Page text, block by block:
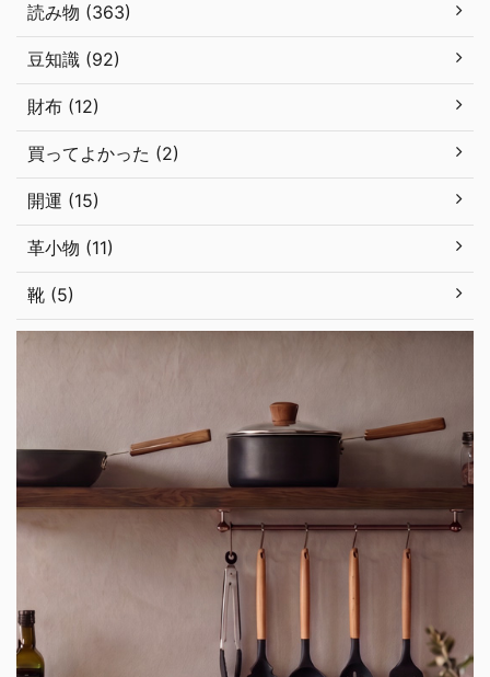
読み物 (363)
豆知識 (92)
財布 (12)
買ってよかった (2)
開運 (15)
革小物 (11)
靴 (5)